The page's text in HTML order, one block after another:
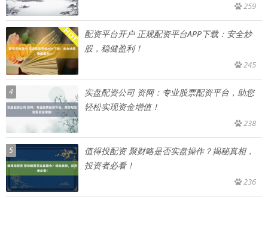
259
配资平台开户 正规配资平台APP下载：安全炒
股，稳健盈利！
245
4
实盘配资公司 资网：专业股票配资平台，助您
轻松实现资金增值！
238
5
值得投配资 聚财略是否实盘操作？揭秘真相，
投资者必看！
236